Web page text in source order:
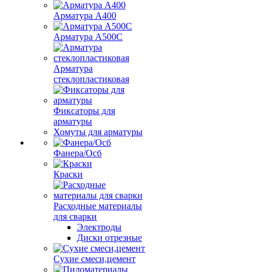
Арматура А400
Арматура A500C
Арматура
стеклопластиковая
Фиксаторы для
арматуры
Хомуты для арматуры
Фанера/Осб
Краски
Расходные материалы
для сварки
Электроды
Диски отрезные
Сухие смеси,цемент